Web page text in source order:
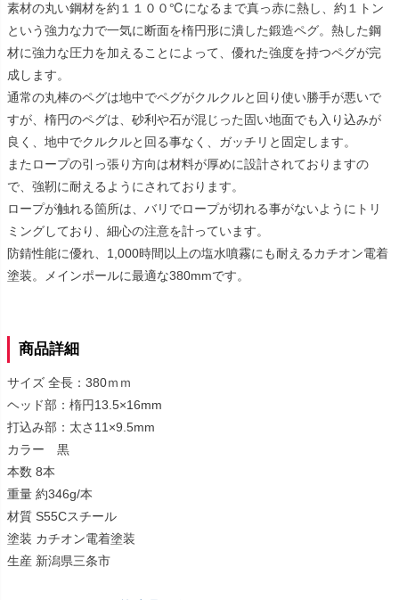
素材の丸い鋼材を約１１００℃になるまで真っ赤に熱し、約１トン
という強力な力で一気に断面を楕円形に潰した鍛造ペグ。熱した鋼
材に強力な圧力を加えることによって、優れた強度を持つペグが完
成します。
通常の丸棒のペグは地中でペグがクルクルと回り使い勝手が悪いで
すが、楕円のペグは、砂利や石が混じった固い地面でも入り込みが
良く、地中でクルクルと回る事なく、ガッチリと固定します。
またロープの引っ張り方向は材料が厚めに設計されておりますの
で、強靭に耐えるようにされております。
ロープが触れる箇所は、バリでロープが切れる事がないようにトリ
ミングしており、細心の注意を計っています。
防錆性能に優れ、1,000時間以上の塩水噴霧にも耐えるカチオン電着
塗装。メインポールに最適な380mmです。
商品詳細
サイズ 全長：380ｍｍ
ヘッド部：楕円13.5×16mm
打込み部：太さ11×9.5mm
カラー 黒
本数 8本
重量 約346g/本
材質 S55Cスチール
塗装 カチオン電着塗装
生産 新潟県三条市